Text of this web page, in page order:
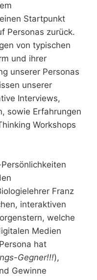
Startpunkt
Personas zurück.
von typischen
und ihrer
unserer Personas
unserer
Interviews,
sowie Erfahrungen
Workshops
Franz
interaktiven
welche
Medien
hat
Gegner!!!),
Gewinne